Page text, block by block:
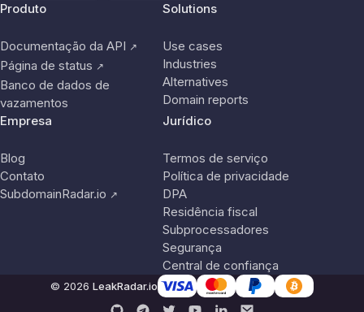
Produto
Documentação da API ↗
Página de status ↗
Banco de dados de
vazamentos
Solutions
Use cases
Industries
Alternatives
Domain reports
Empresa
Blog
Contato
SubdomainRadar.io ↗
Jurídico
Termos de serviço
Política de privacidade
DPA
Residência fiscal
Subprocessadores
Segurança
Central de confiança
© 2026 LeakRadar.io